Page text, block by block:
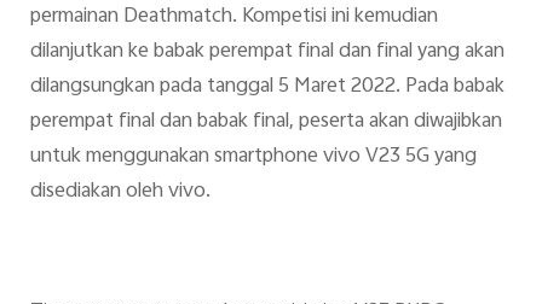
permainan Deathmatch. Kompetisi ini kemudian
dilanjutkan ke babak perempat final dan final yang akan
dilangsungkan pada tanggal 5 Maret 2022. Pada babak
perempat final dan babak final, peserta akan diwajibkan
untuk menggunakan smartphone vivo V23 5G yang
disediakan oleh vivo.